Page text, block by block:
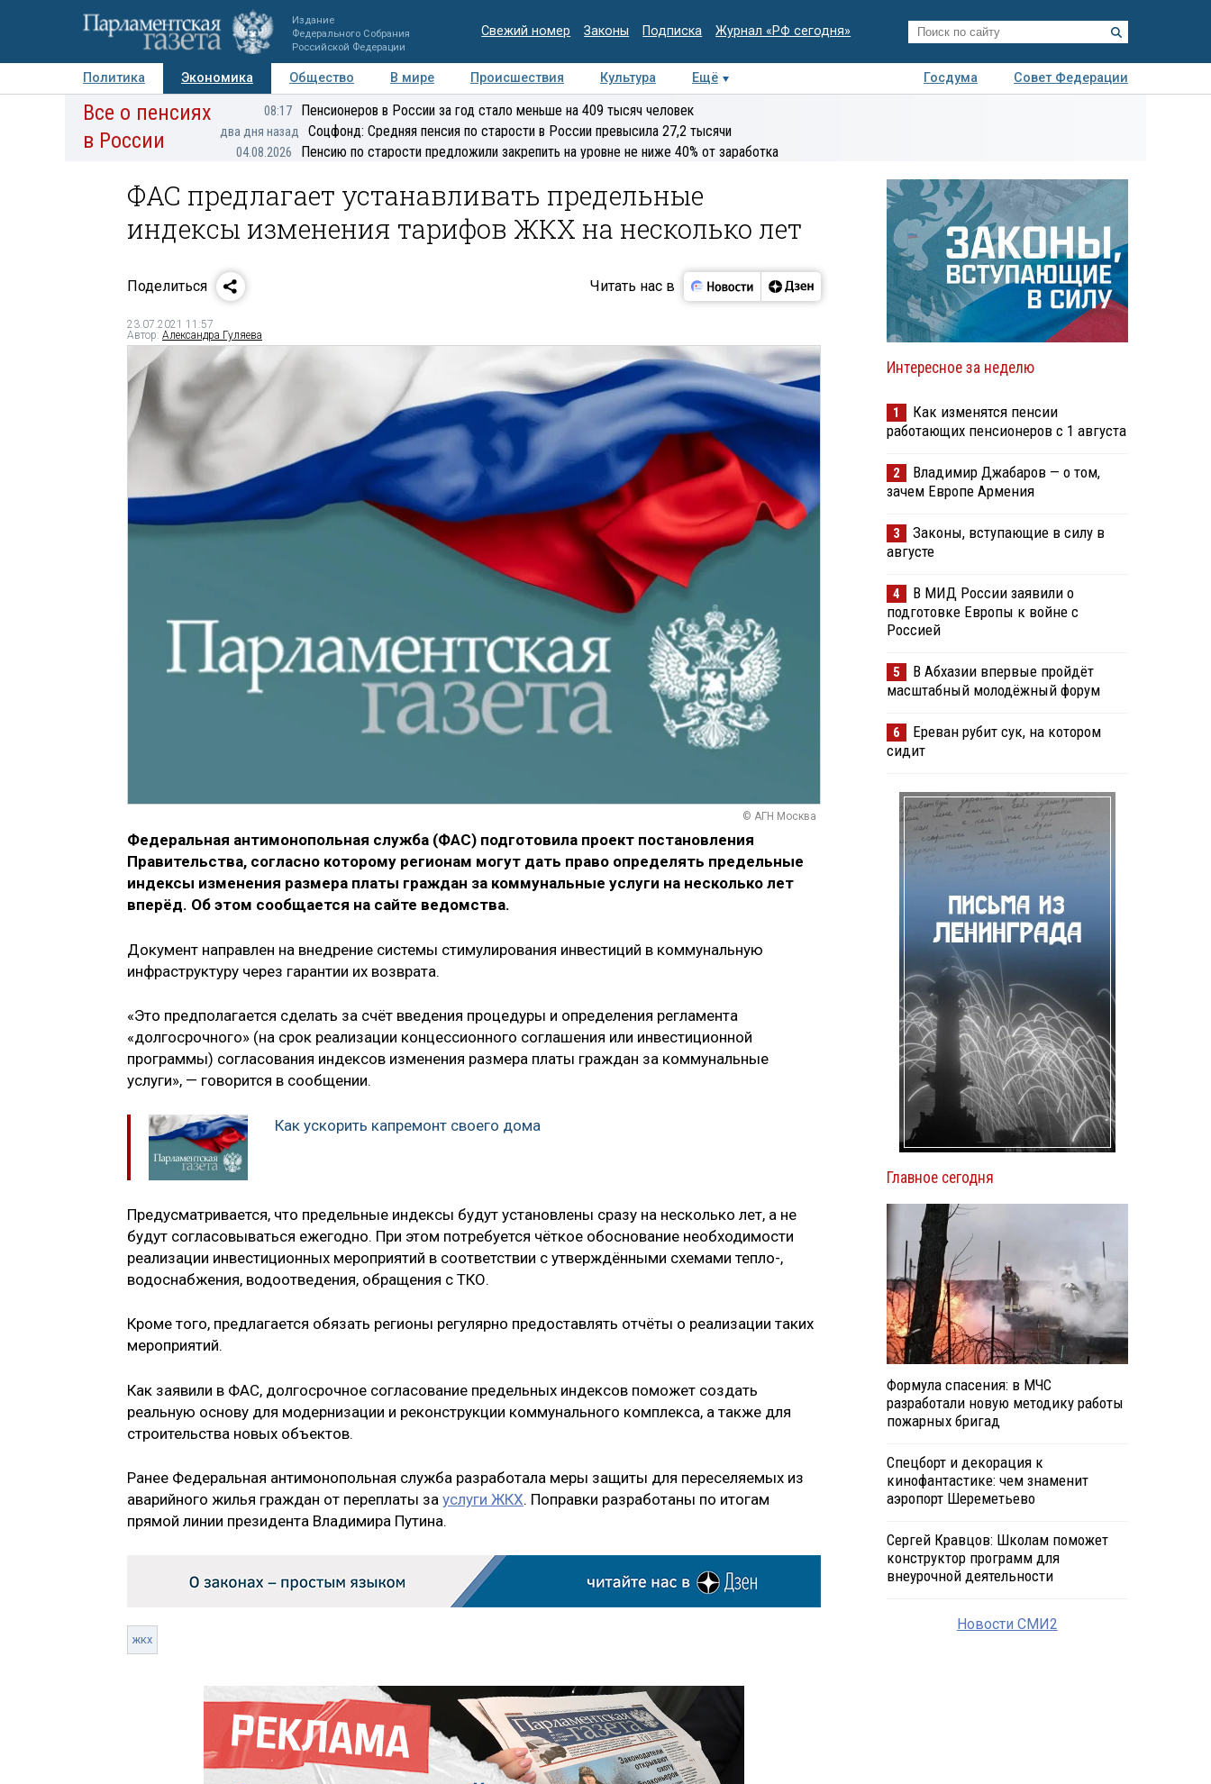
Издание
Федерального Собрания
Российской Федерации
Свежий номер Законы Подписка Журнал «РФ сегодня»
Политика Экономика Общество В мире Происшествия Культура Ещё Госдума
Совет Федерации
Авторы Персоны Мнения Регионы Медиацентр Интервью Колумнисты
Все о пенсиях
в России
08:17 Пенсионеров в России за год стало меньше на 409 тысяч человек
два дня назад Соцфонд: Средняя пенсия по старости в России превысила 27,2 тысячи
04.08.2026 Пенсию по старости предложили закрепить на уровне не ниже 40% от заработка
ФАС предлагает устанавливать предельные
индексы изменения тарифов ЖКХ на несколько лет
Поделиться Читать нас в
23.07.2021 11:57
Автор: Александра Гуляева
© АГН Москва
Федеральная антимонопольная служба (ФАС) подготовила проект постановления
Правительства, согласно которому регионам могут дать право определять предельные
индексы изменения размера платы граждан за коммунальные услуги на несколько лет
вперёд. Об этом сообщается на сайте ведомства.
Документ направлен на внедрение системы стимулирования инвестиций в коммунальную
инфраструктуру через гарантии их возврата.
«Это предполагается сделать за счёт введения процедуры и определения регламента
«долгосрочного» (на срок реализации концессионного соглашения или инвестиционной
программы) согласования индексов изменения размера платы граждан за коммунальные
услуги», — говорится в сообщении.
Как ускорить капремонт своего дома
Предусматривается, что предельные индексы будут установлены сразу на несколько лет, а не
будут согласовываться ежегодно. При этом потребуется чёткое обоснование необходимости
реализации инвестиционных мероприятий в соответствии с утверждёнными схемами тепло-,
водоснабжения, водоотведения, обращения с ТКО.
Кроме того, предлагается обязать регионы регулярно предоставлять отчёты о реализации таких
мероприятий.
Как заявили в ФАС, долгосрочное согласование предельных индексов поможет создать
реальную основу для модернизации и реконструкции коммунального комплекса, а также для
строительства новых объектов.
Ранее Федеральная антимонопольная служба разработала меры защиты для переселяемых из
аварийного жилья граждан от переплаты за услуги ЖКХ. Поправки разработаны по итогам
прямой линии президента Владимира Путина.
жкх
Интересное за неделю
1
Как изменятся пенсии
работающих пенсионеров с 1 августа
2
Владимир Джабаров — о том,
зачем Европе Армения
3
Законы, вступающие в силу в
августе
4
В МИД России заявили о
подготовке Европы к войне с
Россией
5
В Абхазии впервые пройдёт
масштабный молодёжный форум
6
Ереван рубит сук, на котором
сидит
Главное сегодня
Формула спасения: в МЧС
разработали новую методику работы
пожарных бригад
Спецборт и декорация к
кинофантастике: чем знаменит
аэропорт Шереметьево
Сергей Кравцов: Школам поможет
конструктор программ для
внеурочной деятельности
Новости СМИ2